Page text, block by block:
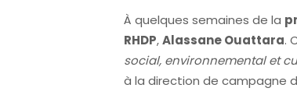
À quelques semaines de la
RHDP,Alassane Ouattara.
social, environnemental et
à la direction de campagne